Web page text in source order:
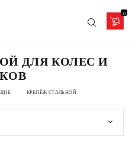
0
ДЛЯ КОЛЕС И
КРЕПЁЖ СТАЛЬНОЙ